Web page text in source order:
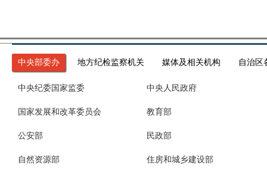
中央部委办 地方纪检监察机关 媒体及相关机构 自治区
中央纪委国家监委 中央人民政府
国家发展和改革委员会 教育部
公安部 民政部
自然资源部 住房和城乡建设部